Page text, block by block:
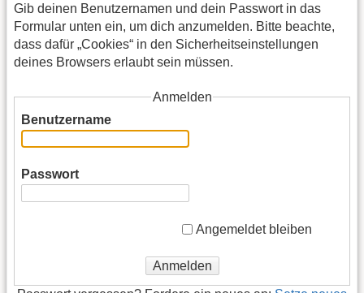
Gib deinen Benutzernamen und dein Passwort in das
Formular unten ein, um dich anzumelden. Bitte beachte,
dass dafür „Cookies“ in den Sicherheitseinstellungen
deines Browsers erlaubt sein müssen.
Anmelden
Benutzername
Passwort
Angemeldet bleiben
Anmelden